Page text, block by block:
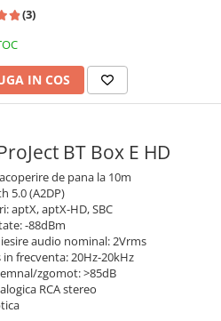
(3)
IN COS
BT Box E HD
de pana la 10m
5.0 (A2DP)
aptX, aptX-HD, SBC
-88dBm
audio nominal: 2Vrms
in frecventa: 20Hz-20kHz
zgomot: >85dB
RCA stereo